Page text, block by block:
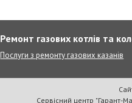
Ремонт газових котлів та
Послуги з ремонту газових казанів